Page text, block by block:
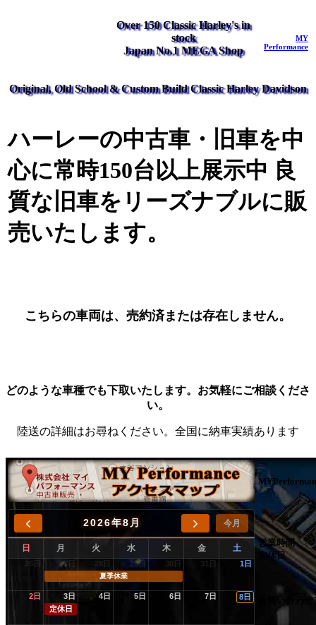
Over 150 Classic Harley's in
stock
Japan No.1 MEGA Shop
MY
Performance
Original, Old School & Custom Build Classic Harley Davidson
ハーレーの中古車・旧車を中
心に常時150台以上展示中 良
質な旧車をリーズナブルに販
売いたします。
こちらの車両は、売約済または存在しません。
どのような車種でも下取いたします。お気軽にご相談くださ
い。
陸送の詳細はお尋ねください。全国に納車実績あります
2026年8月 今月
日 月 火 水 木 金 土
27日
夏季休業
28日 29日 30日 31日 1日
2日
3日
定休日
4日 5日 6日 7日 8日
営業時間
定休日
お問い合わ